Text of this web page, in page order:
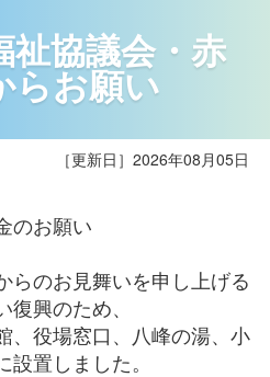
祉協議会・赤
らお願い
［更新日］ 2026年08月05日
のお願い
のお見舞いを申し上げる
興のため、
、役場窓口、八峰の湯、小
置しました。